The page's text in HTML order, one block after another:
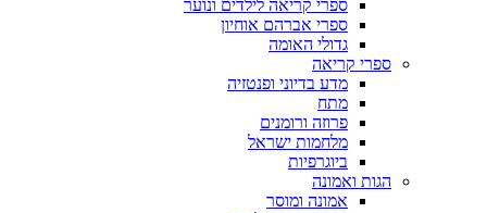
ספרי קריאה לילדים ונוער
ספרי אברהם אוחיון
גדולי האומה
ספרי קריאה
מדע בדיוני ופנטזיה
מתח
פרוזה ורומנים
מלחמות ישראל
ביוגרפיות
הגות ואמונה
אמונה ומוסר